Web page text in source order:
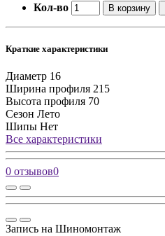
Кол-во В корзину
Краткие характеристики
Диаметр 16
Ширина профиля 215
Высота профиля 70
Сезон Лето
Шипы Нет
Все характеристики
0 отзывов0
Запись на Шиномонтаж